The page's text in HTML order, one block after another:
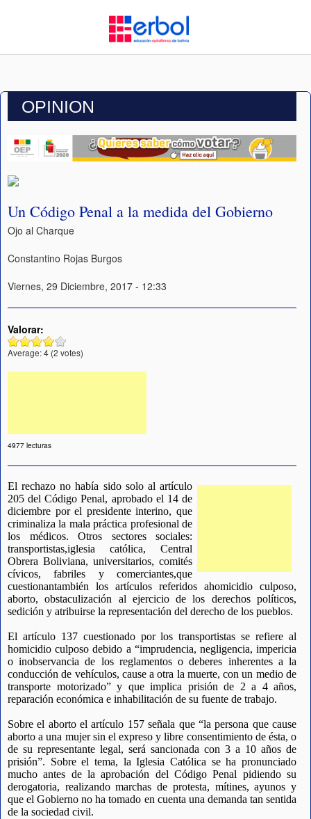
OPINION
Un Código Penal a la medida del Gobierno
Ojo al Charque
Constantino Rojas Burgos
Viernes, 29 Diciembre, 2017 - 12:33
Valorar:
Average:4 (2 votes)
4977 lecturas
El rechazo no había sido solo al artículo
205 del Código Penal, aprobado el 14 de
diciembre por el presidente interino, que
criminaliza la mala práctica profesional de
los médicos. Otros sectores sociales:
transportistas,iglesia católica, Central
Obrera Boliviana, universitarios, comités
cívicos, fabriles y comerciantes,que
cuestionantambién los artículos referidos ahomicidio culposo,
aborto, obstaculización al ejercicio de los derechos políticos,
sedición y atribuirse la representación del derecho de los pueblos.
El artículo 137 cuestionado por los transportistas se refiere al
homicidio culposo debido a “imprudencia, negligencia, impericia
o inobservancia de los reglamentos o deberes inherentes a la
conducción de vehículos, cause a otra la muerte, con un medio de
transporte motorizado” y que implica prisión de 2 a 4 años,
reparación económica e inhabilitación de su fuente de trabajo.
Sobre el aborto el artículo 157 señala que “la persona que cause
aborto a una mujer sin el expreso y libre consentimiento de ésta, o
de su representante legal, será sancionada con 3 a 10 años de
prisión”. Sobre el tema, la Iglesia Católica se ha pronunciado
mucho antes de la aprobación del Código Penal pidiendo su
derogatoria, realizando marchas de protesta, mítines, ayunos y
que el Gobierno no ha tomado en cuenta una demanda tan sentida
de la sociedad civil.